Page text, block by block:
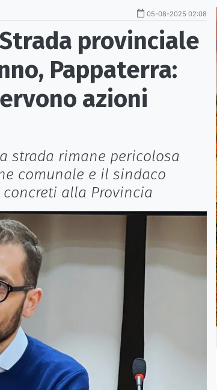
05-08-2025 02:08
provinciale
Pappaterra:
azioni
strada rimane pericolosa
comunale e il sindaco
alla Provincia